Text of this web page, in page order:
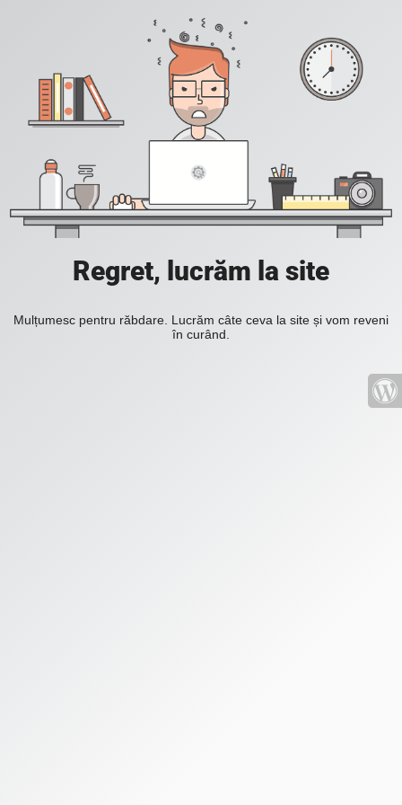
Regret, lucrăm la site
Mulțumesc pentru răbdare. Lucrăm câte ceva la site și vom reveni
în curând.